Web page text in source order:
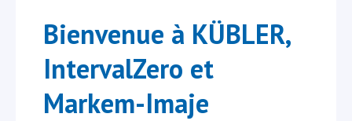
Bienvenue à KÜBLER,
IntervalZero et
Markem-Imaje